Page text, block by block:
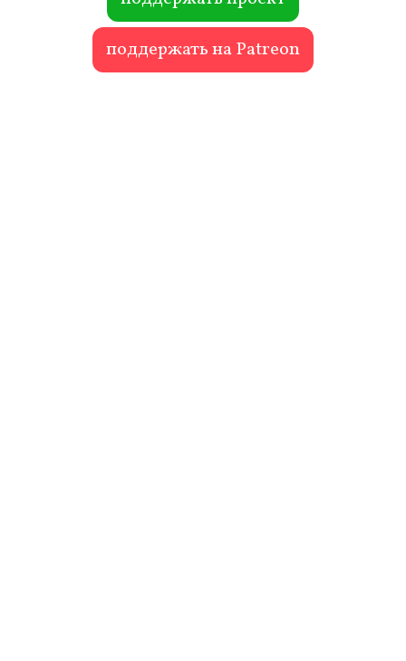
поддержать на Patreon